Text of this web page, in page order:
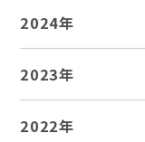
2024年
2023年
2022年